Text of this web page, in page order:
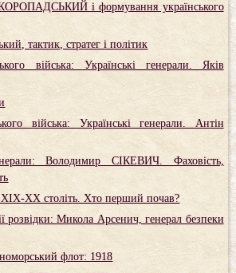
і формування українського
тактик, стратег і політик
війська: Українські генерали. Яків
війська: Українські генерали. Антін
Володимир СІКЕВИЧ. Фаховість,
ХХ століть. Хто перший почав?
розвідки: Микола Арсенич, генерал безпеки
флот: 1918